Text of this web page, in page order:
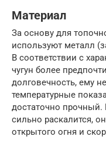
Материал
За основу для
используют металл
В соответствии с
чугун более
долговечность, ему
температурные
достаточно прочный.
сильно раскалится,
открытого огня и